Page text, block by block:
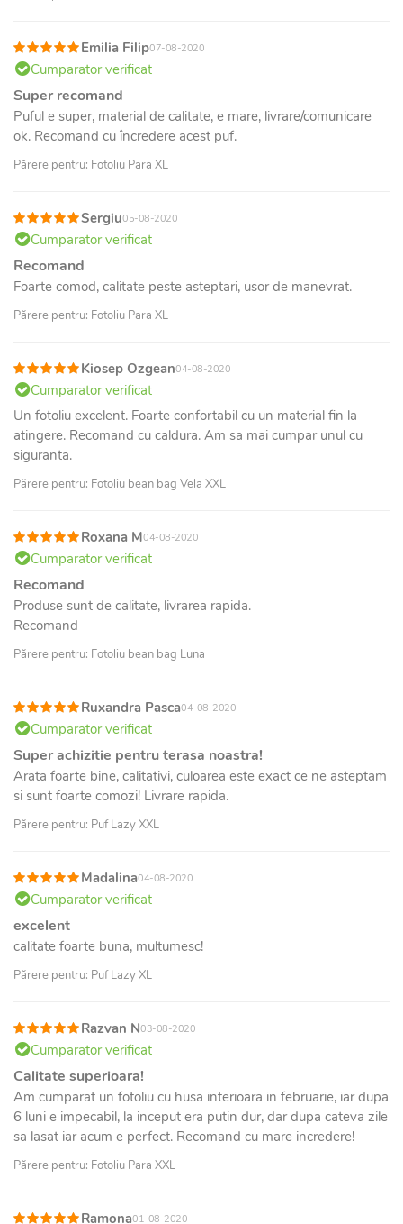
Emilia Filip07-08-2020
Cumparator verificat
Super recomand
Puful e super, material de calitate, e mare, livrare/comunicare
ok. Recomand cu încredere acest puf.
Părere pentru: Fotoliu Para XL
Sergiu05-08-2020
Cumparator verificat
Recomand
Foarte comod, calitate peste asteptari, usor de manevrat.
Părere pentru: Fotoliu Para XL
Kiosep Ozgean04-08-2020
Cumparator verificat
Un fotoliu excelent. Foarte confortabil cu un material fin la
atingere. Recomand cu caldura. Am sa mai cumpar unul cu
siguranta.
Părere pentru: Fotoliu bean bag Vela XXL
Roxana M04-08-2020
Cumparator verificat
Recomand
Produse sunt de calitate, livrarea rapida.
Recomand
Părere pentru: Fotoliu bean bag Luna
Ruxandra Pasca04-08-2020
Cumparator verificat
Super achizitie pentru terasa noastra!
Arata foarte bine, calitativi, culoarea este exact ce ne asteptam
si sunt foarte comozi! Livrare rapida.
Părere pentru: Puf Lazy XXL
Madalina04-08-2020
Cumparator verificat
excelent
calitate foarte buna, multumesc!
Părere pentru: Puf Lazy XL
Razvan N03-08-2020
Cumparator verificat
Calitate superioara!
Am cumparat un fotoliu cu husa interioara in februarie, iar dupa
6 luni e impecabil, la inceput era putin dur, dar dupa cateva zile
sa lasat iar acum e perfect. Recomand cu mare incredere!
Părere pentru: Fotoliu Para XXL
Ramona01-08-2020